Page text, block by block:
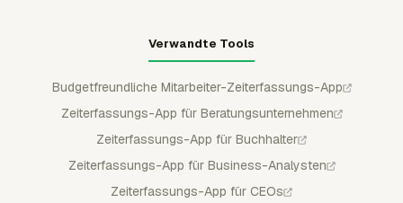
Verwandte Tools
Budgetfreundliche Mitarbeiter-Zeiterfassungs-App
Zeiterfassungs-App für Beratungsunternehmen
Zeiterfassungs-App für Buchhalter
Zeiterfassungs-App für Business-Analysten
Zeiterfassungs-App für CEOs